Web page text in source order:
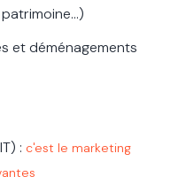
et déménagements
: c'est le marketing